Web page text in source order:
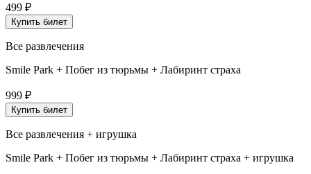
499 ₽
Купить билет
Все развлечения
Smile Park + Побег из тюрьмы + Лабиринт страха
999 ₽
Купить билет
Все развлечения + игрушка
Smile Park + Побег из тюрьмы + Лабиринт страха + игрушка